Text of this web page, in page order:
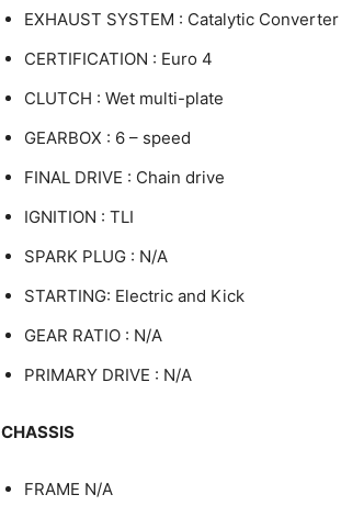
EXHAUST SYSTEM : Catalytic
CERTIFICATION : Euro 4
CLUTCH : Wet multi-plate
GEARBOX : 6 – speed
FINAL DRIVE : Chain drive
IGNITION : TLI
SPARK PLUG : N/A
STARTING: Electric and Kick
GEAR RATIO : N/A
PRIMARY DRIVE : N/A
CHASSIS
FRAME N/A